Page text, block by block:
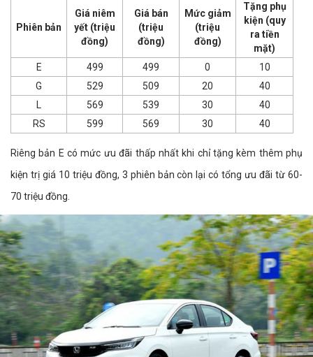
Phiên bản
Giá niêm
yết (triệu
đồng)
Giá bán
(triệu
đồng)
Mức giảm
(triệu
đồng)
Tặng phụ
kiện (quy
ra tiền
mặt)
E
499 499 0
10
G
529 509 20
40
569 539 30
40
RS
599 569 30 40
Riêng bản E có mức ưu đãi thấp nhất khi chỉ tặng kèm thêm phụ
kiện trị giá 10 triệu đồng, 3 phiên bản còn lại có tổng ưu đãi từ 60-
70 triệu đồng.